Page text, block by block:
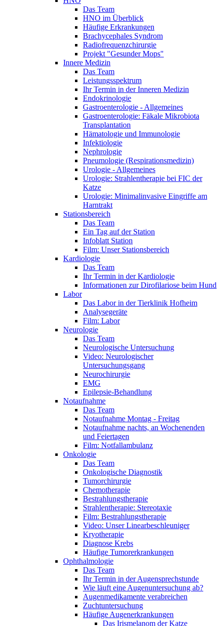
Das Team
HNO im Überblick
Häufige Erkrankungen
Brachycephales Syndrom
Radiofrequenzchirurgie
Projekt "Gesunder Mops"
Innere Medizin
Das Team
Leistungsspektrum
Ihr Termin in der Inneren Medizin
Endokrinologie
Gastroenterologie - Allgemeines
Gastroenterologie: Fäkale Mikrobiota
Transplantation
Hämatologie und Immunologie
Infektiologie
Nephrologie
Pneumologie (Respirationsmedizin)
Urologie - Allgemeines
Urologie: Strahlentherapie bei FIC der
Katze
Urologie: Minimalinvasive Eingriffe am
Harntrakt
Stationsbereich
Das Team
Ein Tag auf der Station
Infoblatt Station
Film: Unser Stationsbereich
Kardiologie
Das Team
Ihr Termin in der Kardiologie
Informationen zur Dirofilariose beim Hund
Labor
Das Labor in der Tierklinik Hofheim
Analysegeräte
Film: Labor
Neurologie
Das Team
Neurologische Untersuchung
Video: Neurologischer
Untersuchungsgang
Neurochirurgie
EMG
Epilepsie-Behandlung
Notaufnahme
Das Team
Notaufnahme Montag - Freitag
Notaufnahme nachts, an Wochenenden
und Feiertagen
Film: Notfallambulanz
Onkologie
Das Team
Onkologische Diagnostik
Tumorchirurgie
Chemotherapie
Bestrahlungstherapie
Strahlentherapie: Stereotaxie
Film: Bestrahlungstherapie
Video: Unser Linearbeschleuniger
Kryotherapie
Diagnose Krebs
Häufige Tumorerkrankungen
Ophthalmologie
Das Team
Ihr Termin in der Augensprechstunde
Wie läuft eine Augenuntersuchung ab?
Augenmedikamente verabreichen
Zuchtuntersuchung
Häufige Augenerkrankungen
Das Irismelanom der Katze